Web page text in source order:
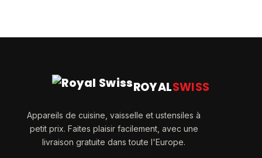
ROYALSWISS
Appareils de cuisine, vaisselle et ustensiles à
petit prix. Faites plaisir facilement, avec une
livraison gratuite dans toute l'Europe.